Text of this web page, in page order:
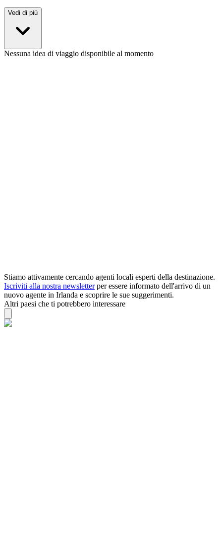
Vedi di più
Nessuna idea di viaggio disponibile al momento
Stiamo attivamente cercando agenti locali esperti della destinazione.
Iscriviti alla nostra newsletterper essere informato dell'arrivo di un
nuovo agente in Irlanda e scoprire le sue suggerimenti.
Altri paesi che ti potrebbero interessare